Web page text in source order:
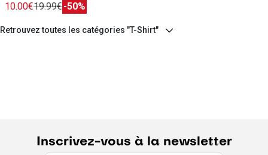
10.00€19.99€-50%
Retrouvez toutes les catégories "T-Shirt"
Inscrivez-vous à la newsletter